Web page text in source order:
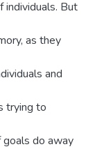
individuals. But
as they
and
trying to
do away